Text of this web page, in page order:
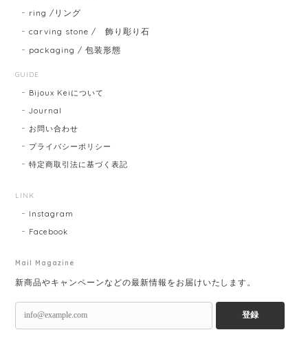
ring /リング
carving stone / 飾り彫り石
packaging / 包装形態
GUIDE
Bijoux Keiについて
Journal
お問い合わせ
プライバシーポリシー
特定商取引法に基づく表記
LINK
Instagram
Facebook
Mail Magazine
新商品やキャンペーンなどの最新情報をお届けいたします。
登録